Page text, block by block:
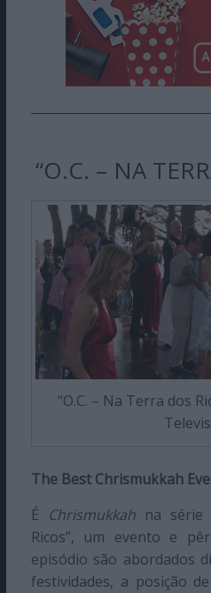
“O.C. – NA
“O.C. – Na Terra dos
The Best Chrismukkah
É Chrismukkahna série
Ricos”, um evento e
episódio são abordados
festividades, a posição